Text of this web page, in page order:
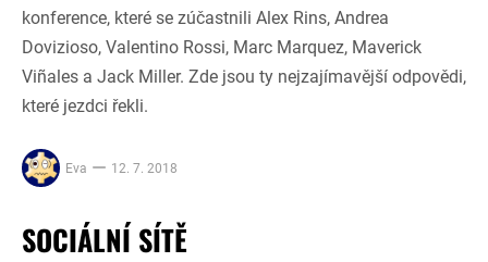
konference, které se zúčastnili Alex Rins, Andrea
Dovizioso, Valentino Rossi, Marc Marquez, Maverick
Viñales a Jack Miller. Zde jsou ty nejzajímavější odpovědi,
které jezdci řekli.
Eva 12. 7. 2018
SOCIÁLNÍ SÍTĚ